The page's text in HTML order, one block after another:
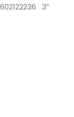
602122236 3″